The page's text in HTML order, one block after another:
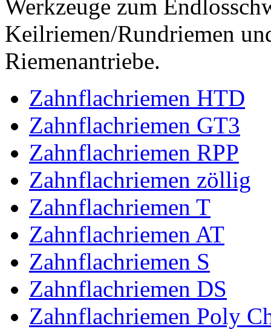
Werkzeuge zum
Keilriemen/Rundriemen
Riemenantriebe.
Zahnflachriemen HTD
Zahnflachriemen GT3
Zahnflachriemen RPP
Zahnflachriemen zöllig
Zahnflachriemen T
Zahnflachriemen AT
Zahnflachriemen S
Zahnflachriemen DS
Zahnflachriemen Poly